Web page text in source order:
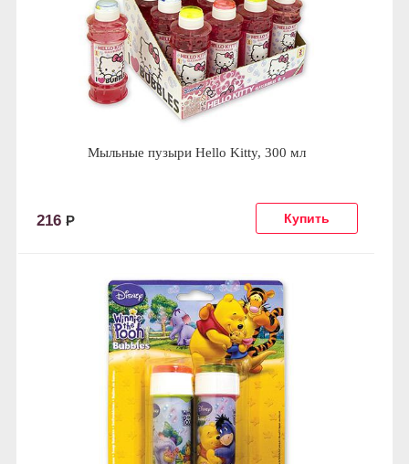
Мыльные пузыри Hello Kitty, 300 мл
216 Р